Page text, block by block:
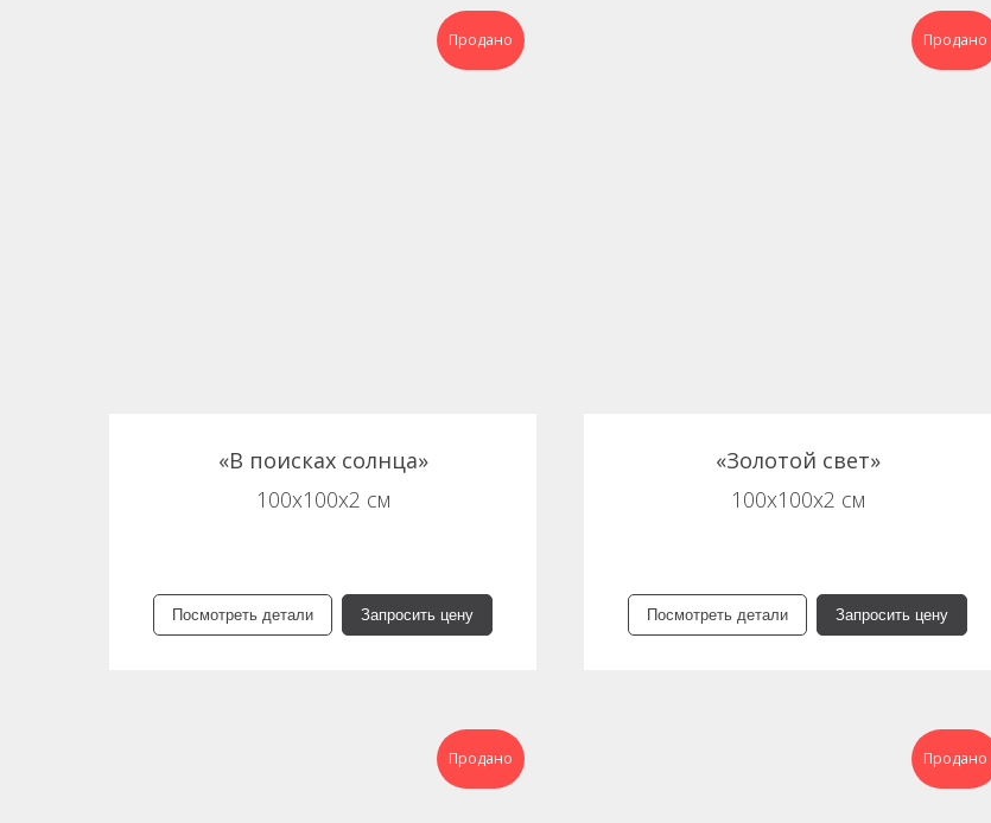
Продано
«В поисках солнца»
100х100х2 см
Посмотреть детали Запросить цену
Продано
«Золотой свет»
100х100х2 см
Посмотреть детали Запросить цену
Продано Продано